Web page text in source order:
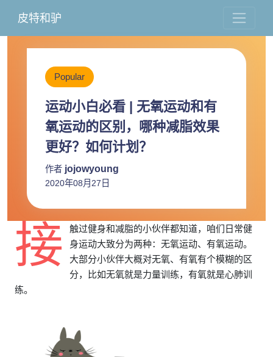
皮特和驴
Popular
运动小白必看 | 无氧运动和有
氧运动的区别，哪种减脂效果
更好？如何计划？
作者 jojowyoung
2020年08月27日
接
触过健身和减脂的小伙伴都知道，咱们日常健
身运动大致分为两种：无氧运动、有氧运动。
大部分小伙伴大概对无氧、有氧有个模糊的区
分，比如无氧就是力量训练，有氧就是心肺训
练。